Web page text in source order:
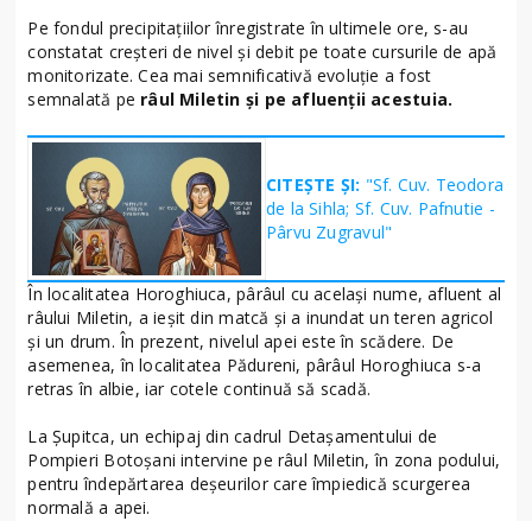
Pe fondul precipitațiilor înregistrate în ultimele ore, s-au
constatat creșteri de nivel și debit pe toate cursurile de apă
monitorizate. Cea mai semnificativă evoluție a fost
semnalată pe râul Miletin și pe afluenții acestuia.
CITEȘTE ȘI: "Sf. Cuv. Teodora
de la Sihla; Sf. Cuv. Pafnutie -
Pârvu Zugravul"
În localitatea Horoghiuca, pârâul cu același nume, afluent al
râului Miletin, a ieșit din matcă și a inundat un teren agricol
și un drum. În prezent, nivelul apei este în scădere. De
asemenea, în localitatea Pădureni, pârâul Horoghiuca s-a
retras în albie, iar cotele continuă să scadă.
La Șupitca, un echipaj din cadrul Detașamentului de
Pompieri Botoșani intervine pe râul Miletin, în zona podului,
pentru îndepărtarea deșeurilor care împiedică scurgerea
normală a apei.